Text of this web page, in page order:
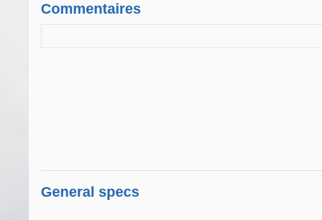
Commentaires
General specs